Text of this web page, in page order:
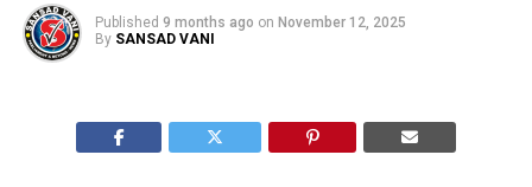
Published 9 months ago on November 12, 2025
By SANSAD VANI